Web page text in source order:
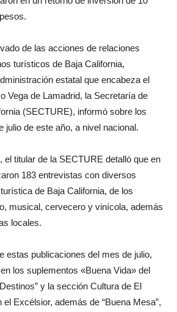
de las acciones de relaciones
turísticos de Baja California,
estatal que encabeza el
Vega de Lamadrid, la Secretaría de
(SECTURE), informó sobre los
julio de este año, a nivel nacional.
el titular de la SECTURE detalló que en
183 entrevistas con diversos
de Baja California, de los
musical, cervecero y vinícola, además
locales.
estas publicaciones del mes de julio,
los suplementos «Buena Vida» del
y la sección Cultura de El
el Excélsior, además de “Buena Mesa”,